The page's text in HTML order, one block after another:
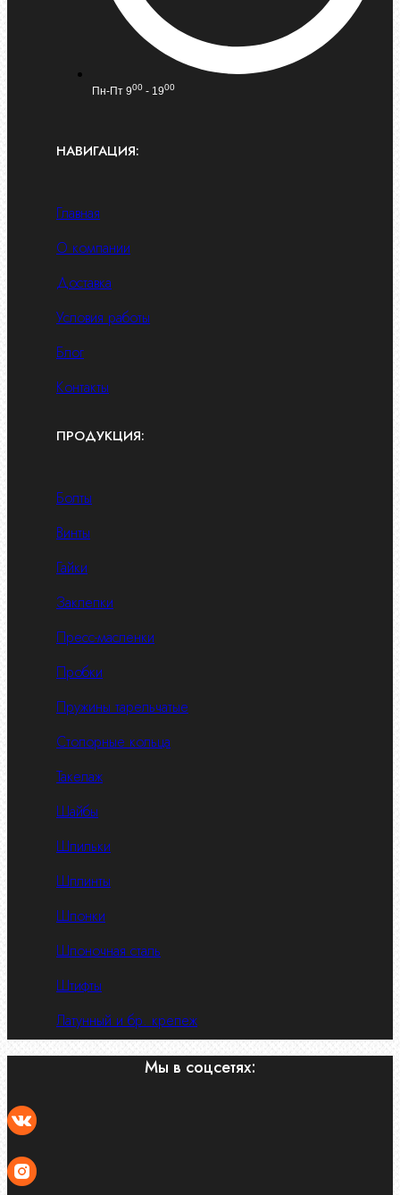
Пн-Пт 900 - 1900
НАВИГАЦИЯ:
Главная
О компании
Доставка
Условия работы
Блог
Контакты
ПРОДУКЦИЯ:
Болты
Винты
Гайки
Заклепки
Пресс-масленки
Пробки
Пружины тарельчатые
Стопорные кольца
Такелаж
Шайбы
Шпильки
Шплинты
Шпонки
Шпоночная сталь
Штифты
Латунный и бр. крепеж
Мы в соцсетях: